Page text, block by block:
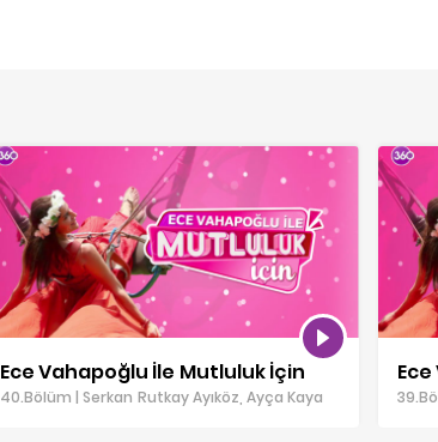
Ece Vahapoğlu İle Mutluluk İçin
40.Bölüm | Serkan Rutkay Ayıköz, Ayça Kaya